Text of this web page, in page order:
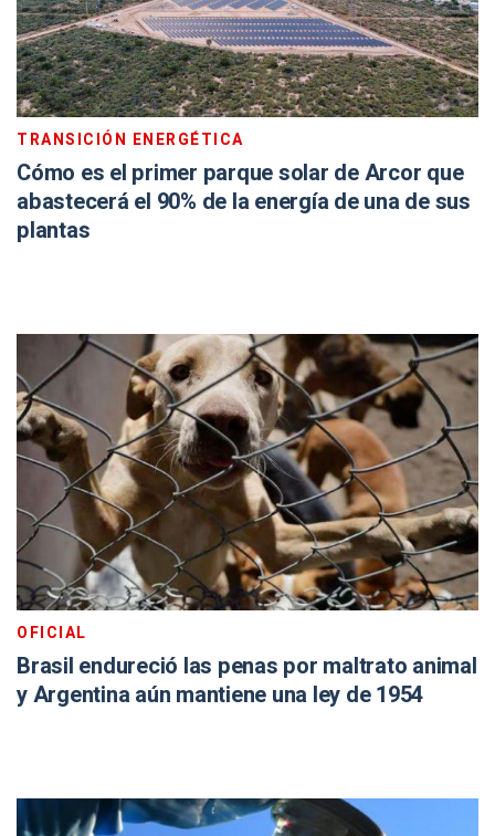
TRANSICIÓN ENERGÉTICA
Cómo es el primer parque solar de Arcor que
abastecerá el 90% de la energía de una de sus
plantas
OFICIAL
Brasil endureció las penas por maltrato animal
y Argentina aún mantiene una ley de 1954